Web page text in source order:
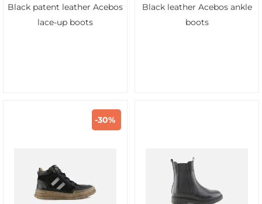
Black patent leather Acebos
lace-up boots
Black leather Acebos ankle
boots
-30%